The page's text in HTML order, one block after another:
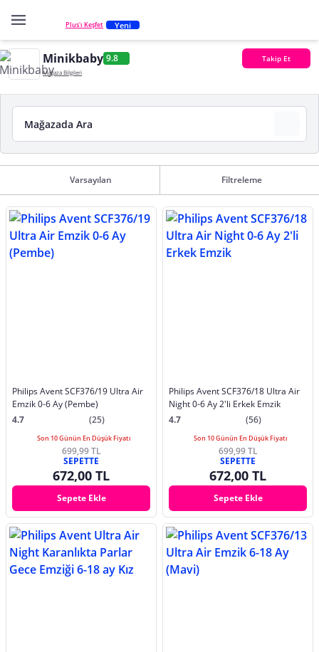
Plus'ı Keşfet Yeni
Minikbaby 9.8 Takip Et
Mağaza Bilgileri
Varsayılan Filtreleme
Philips Avent SCF376/19 Ultra Air
Emzik 0-6 Ay (Pembe)
4.7
(25)
Son 10 Günün En Düşük Fiyatı
699,99 TL
SEPETTE
672,00 TL
Sepete Ekle
Philips Avent SCF376/18 Ultra Air
Night 0-6 Ay 2'li Erkek Emzik
4.7
(56)
Son 10 Günün En Düşük Fiyatı
699,99 TL
SEPETTE
672,00 TL
Sepete Ekle